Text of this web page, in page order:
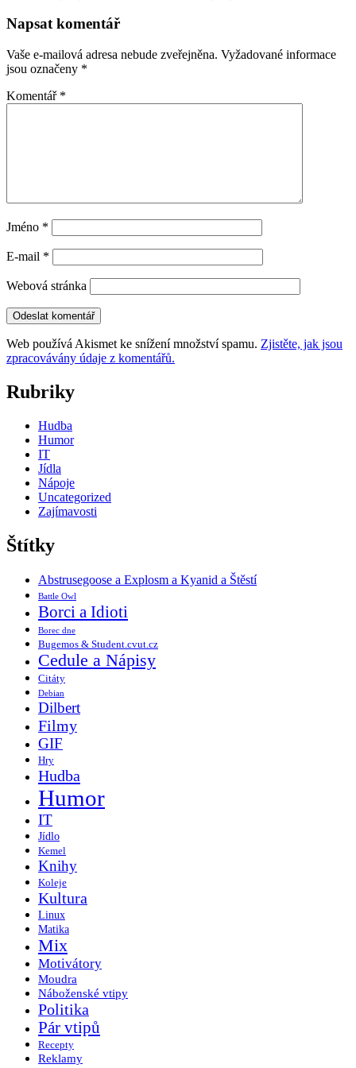
pro
příspěvky
Napsat komentář
Vaše e-mailová adresa nebude zveřejněna. Vyžadované informace
jsou označeny *
Komentář *
Jméno *
E-mail *
Webová stránka
Web používá Akismet ke snížení množství spamu. Zjistěte, jak jsou
zpracovávány údaje z komentářů.
Rubriky
Hudba
Humor
IT
Jídla
Nápoje
Uncategorized
Zajímavosti
Štítky
Abstrusegoose a Explosm a Kyanid a Štěstí
Battle Owl
Borci a Idioti
Borec dne
Bugemos & Student.cvut.cz
Cedule a Nápisy
Citáty
Debian
Dilbert
Filmy
GIF
Hry
Hudba
Humor
IT
Jídlo
Kemel
Knihy
Koleje
Kultura
Linux
Matika
Mix
Motivátory
Moudra
Náboženské vtipy
Politika
Pár vtipů
Recepty
Reklamy